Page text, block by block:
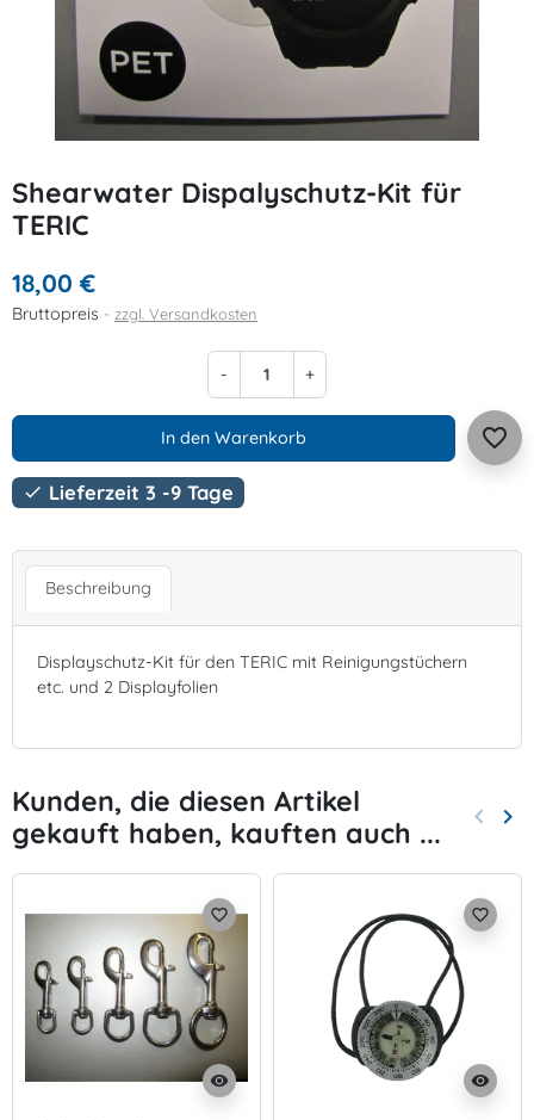
Shearwater Dispalyschutz-Kit für
TERIC
18,00 €
Bruttopreis zzgl. Versandkosten
- +
In den Warenkorb favorite_border
 Lieferzeit 3 -9 Tage
Beschreibung
Displayschutz-Kit für den TERIC mit Reinigungstüchern
etc. und 2 Displayfolien
Kunden, die diesen Artikel
gekauft haben, kauften auch ...
Zurück
keyboard_arrow_left keyboard_arrow_right
visibility
favorite_border
visibility
favorite_border